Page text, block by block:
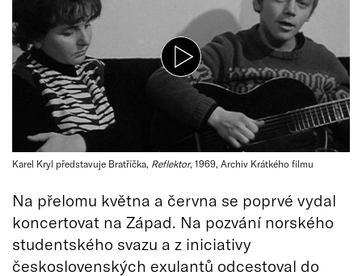
Karel Kryl představuje Bratříčka, Reflektor, 1969, Archiv Krátkého filmu
Na přelomu května a června se poprvé vydal
koncertovat na Západ. Na pozvání norského
studentského svazu a z iniciativy
československých exulantů odcestoval do